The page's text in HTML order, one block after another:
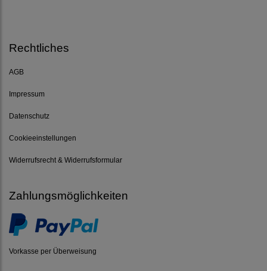
Rechtliches
AGB
Impressum
Datenschutz
Cookieeinstellungen
Widerrufsrecht & Widerrufsformular
Zahlungsmöglichkeiten
Vorkasse per Überweisung